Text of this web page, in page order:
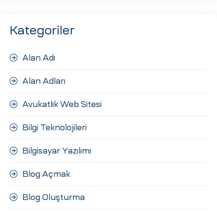
Kategoriler
Alan Adı
Alan Adları
Avukatlık Web Sitesi
Bilgi Teknolojileri
Bilgisayar Yazılımı
Blog Açmak
Blog Oluşturma